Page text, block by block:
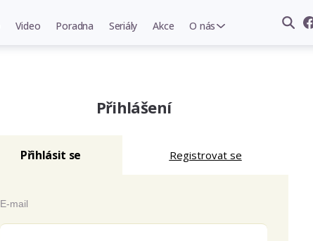
Video Poradna Seriály Akce O nás
Přihlášení
Přihlásit se Registrovat se
E-mail